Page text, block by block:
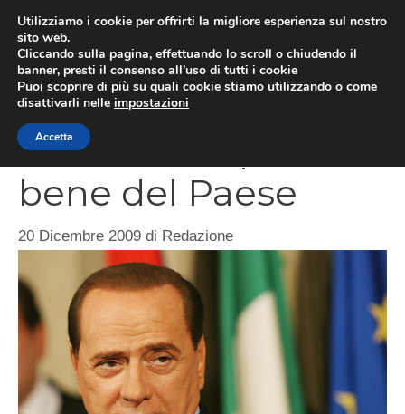
contenuto
Vado avanti per il
bene del Paese
20 Dicembre 2009 di Redazione
Utilizziamo i cookie per offrirti la migliore esperienza sul nostro
sito web.
Cliccando sulla pagina, effettuando lo scroll o chiudendo il
banner, presti il consenso all’uso di tutti i cookie
Puoi scoprire di più su quali cookie stiamo utilizzando o come
disattivarli nelle impostazioni
Accetta